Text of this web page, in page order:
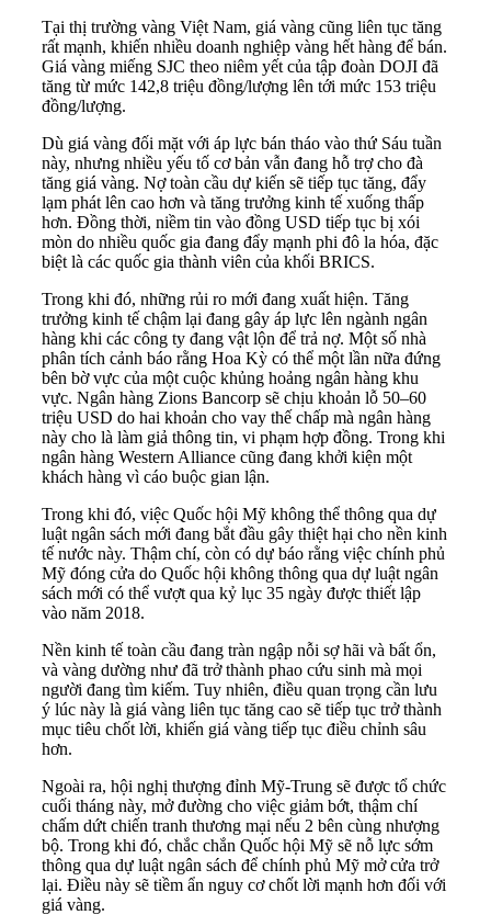
Tại thị trường vàng Việt Nam, giá vàng cũng liên tục tăng
rất mạnh, khiến nhiều doanh nghiệp vàng hết hàng để bán.
Giá vàng miếng SJC theo niêm yết của tập đoàn DOJI đã
tăng từ mức 142,8 triệu đồng/lượng lên tới mức 153 triệu
đồng/lượng.
Dù giá vàng đối mặt với áp lực bán tháo vào thứ Sáu tuần
này, nhưng nhiều yếu tố cơ bản vẫn đang hỗ trợ cho đà
tăng giá vàng. Nợ toàn cầu dự kiến sẽ tiếp tục tăng, đẩy
lạm phát lên cao hơn và tăng trưởng kinh tế xuống thấp
hơn. Đồng thời, niềm tin vào đồng USD tiếp tục bị xói
mòn do nhiều quốc gia đang đẩy mạnh phi đô la hóa, đặc
biệt là các quốc gia thành viên của khối BRICS.
Trong khi đó, những rủi ro mới đang xuất hiện. Tăng
trưởng kinh tế chậm lại đang gây áp lực lên ngành ngân
hàng khi các công ty đang vật lộn để trả nợ. Một số nhà
phân tích cảnh báo rằng Hoa Kỳ có thể một lần nữa đứng
bên bờ vực của một cuộc khủng hoảng ngân hàng khu
vực. Ngân hàng Zions Bancorp sẽ chịu khoản lỗ 50–60
triệu USD do hai khoản cho vay thế chấp mà ngân hàng
này cho là làm giả thông tin, vi phạm hợp đồng. Trong khi
ngân hàng Western Alliance cũng đang khởi kiện một
khách hàng vì cáo buộc gian lận.
Trong khi đó, việc Quốc hội Mỹ không thể thông qua dự
luật ngân sách mới đang bắt đầu gây thiệt hại cho nền kinh
tế nước này. Thậm chí, còn có dự báo rằng việc chính phủ
Mỹ đóng cửa do Quốc hội không thông qua dự luật ngân
sách mới có thể vượt qua kỷ lục 35 ngày được thiết lập
vào năm 2018.
Nền kinh tế toàn cầu đang tràn ngập nỗi sợ hãi và bất ổn,
và vàng dường như đã trở thành phao cứu sinh mà mọi
người đang tìm kiếm. Tuy nhiên, điều quan trọng cần lưu
ý lúc này là giá vàng liên tục tăng cao sẽ tiếp tục trở thành
mục tiêu chốt lời, khiến giá vàng tiếp tục điều chỉnh sâu
hơn.
Ngoài ra, hội nghị thượng đỉnh Mỹ-Trung sẽ được tổ chức
cuối tháng này, mở đường cho việc giảm bớt, thậm chí
chấm dứt chiến tranh thương mại nếu 2 bên cùng nhượng
bộ. Trong khi đó, chắc chắn Quốc hội Mỹ sẽ nỗ lực sớm
thông qua dự luật ngân sách để chính phủ Mỹ mở cửa trở
lại. Điều này sẽ tiềm ẩn nguy cơ chốt lời mạnh hơn đối với
giá vàng.